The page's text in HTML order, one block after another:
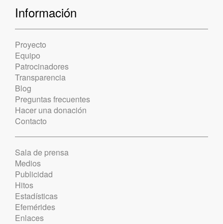
Información
Proyecto
Equipo
Patrocinadores
Transparencia
Blog
Preguntas frecuentes
Hacer una donación
Contacto
Sala de prensa
Medios
Publicidad
Hitos
Estadísticas
Efemérides
Enlaces